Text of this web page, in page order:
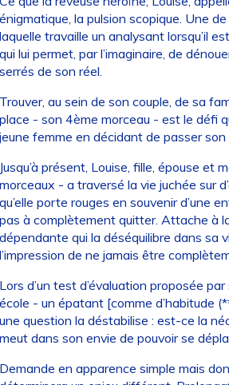
la pulsion scopique. Une
travaille un analysant lorsqu’il
lui permet, par l’imaginaire, de
de son réel.
au sein de son couple, de sa
- son 4ème morceau - est le défi
femme en décidant de passer son
présent, Louise, fille, épouse et
- a traversé la vie juchée sur
porte rouges en souvenir d’une
à complètement quitter. Attache à
qui la déséquilibre dans sa
de ne jamais être
d’un test d’évaluation proposée
- un épatant [comme d’habitude
question la déstabilise : est-ce la
dans son envie de pouvoir se
en apparence simple mais